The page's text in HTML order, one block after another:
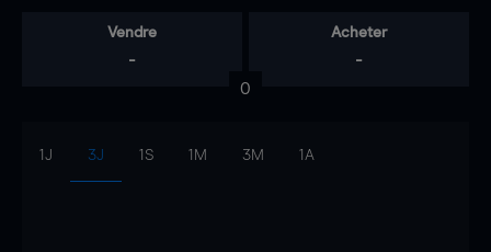
Vendre
-
Acheter
-
0
1J 3J 1S 1M 3M 1A